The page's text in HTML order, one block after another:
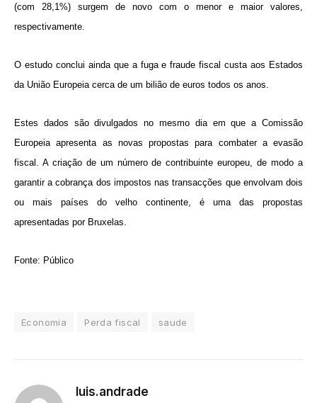
(com 28,1%) surgem de novo com o menor e maior valores,
respectivamente.
O estudo conclui ainda que a fuga e fraude fiscal custa aos Estados
da União Europeia cerca de um bilião de euros todos os anos.
Estes dados são divulgados no mesmo dia em que a Comissão
Europeia apresenta as novas propostas para combater a evasão
fiscal. A criação de um número de contribuinte europeu, de modo a
garantir a cobrança dos impostos nas transacções que envolvam dois
ou mais países do velho continente, é uma das propostas
apresentadas por Bruxelas.
Fonte: Público
Economia Perda fiscal saude
luis.andrade